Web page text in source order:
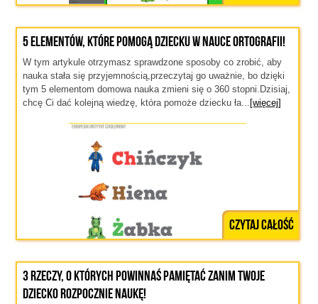
5 elementów, które pomogą dziecku w nauce ortografii!
W tym artykule otrzymasz sprawdzone sposoby co zrobić, aby
nauka stała się przyjemnością,przeczytaj go uważnie, bo dzięki
tym 5 elementom domowa nauka zmieni się o 360 stopni.Dzisiaj,
chcę Ci dać kolejną wiedzę, która pomoże dziecku ła... [więcej]
Czytaj całość
3 rzeczy, o których powinnaś pamiętać zanim Twoje
dziecko rozpocznie naukę!